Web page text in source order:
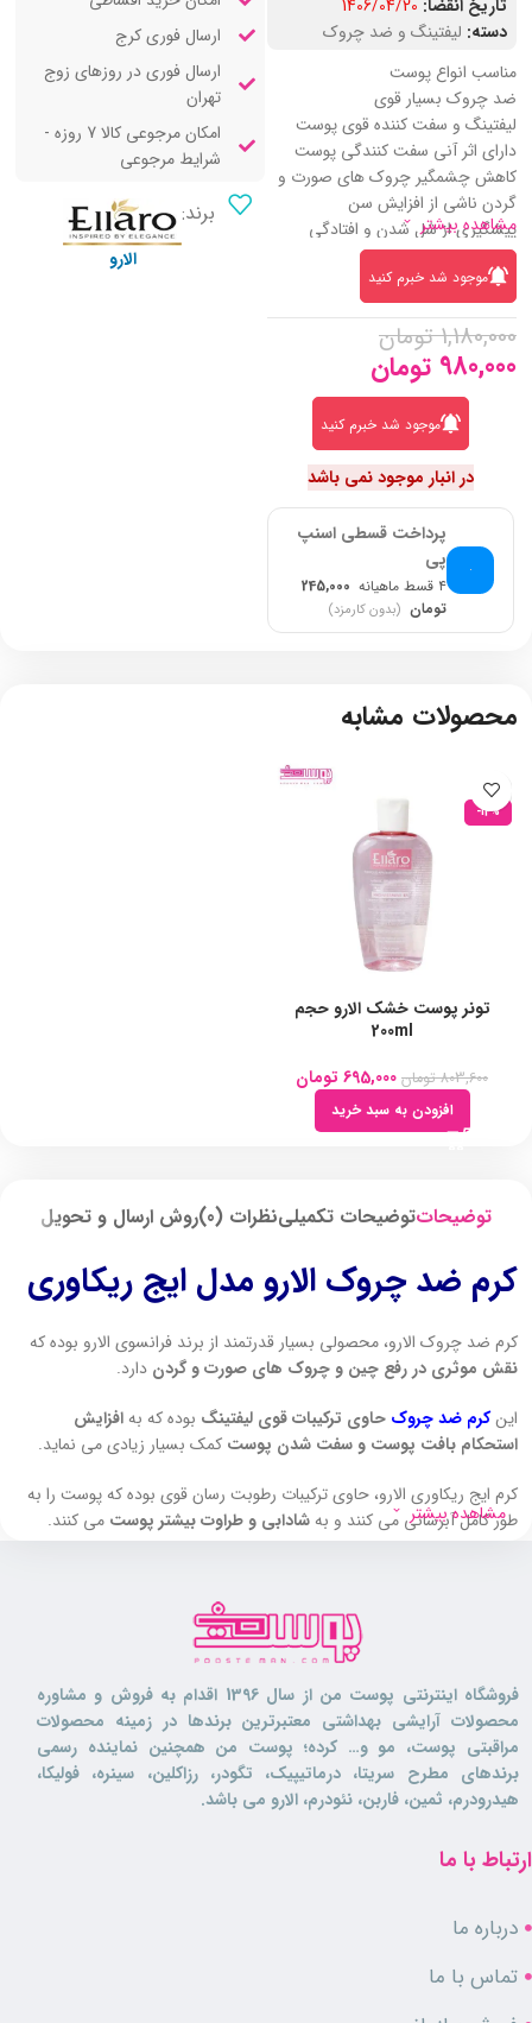
تاریخ انقضا: 1406/04/20
دسته: لیفتینگ و ضد چروک
مناسب انواع پوست
ضد چروک بسیار قوی
لیفتینگ و سفت کننده قوی پوست
دارای اثر آنی سفت کنندگی پوست
کاهش چشمگیر چروک های صورت و
گردن ناشی از افزایش سن
پیشگیری از شل شدن و افتادگی
پوست
حفظ رطوبت طبیعی پوست
استحکام بخش و تقویت کننده پوست
آبرسان و نرم کننده
فاقد پارابن و ترکیبات آسیب رسان
مشاهده بیشتر
موجود شد خبرم کنید
1,180,000 تومان
980,000 تومان
موجود شد خبرم کنید
در انبار موجود نمی باشد
پرداخت قسطی اسنپ
پی
۴ قسط ماهیانه
245,000
تومان (بدون کارمزد)
ارسال فوری کرج
ارسال فوری در روزهای زوج
تهران
امکان مرجوعی کالا 7 روزه -
شرایط مرجوعی
برند:
الارو
محصولات مشابه
-14%
تونر پوست خشک الارو حجم
200ml
803,600 تومان 695,000 تومان
افزودن به سبد خرید
توضیحاتتوضیحات تکمیلینظرات (0) روش ارسال و تحویل
کرم ضد چروک الارو مدل ایج ریکاوری
کرم ضد چروک الارو، محصولی بسیار قدرتمند از برند فرانسوی الارو بوده که
نقش موثری در رفع چین و چروک های صورت و گردن دارد.
اینکرم ضد چروک حاوی ترکیبات قوی لیفتینگ بوده که بهافزایش
استحکام بافت پوست و سفت شدن پوست کمک بسیار زیادی می نماید.
کرم ایج ریکاوری الارو، حاوی ترکیبات رطوبت رسان قوی بوده که پوست را به
طور کامل آبرسانی می کنند و بهشادابی و طراوت بیشتر پوست می کنند.
اثر سفت کنندگی آنیبوده که به رفع چین و چروک های
رفع خطوطی مانند خط اخم، خط خنده و …
زیادی می نماید.
این محصولفاقد پارابن و ترکیبات آسیب رسان بوده و برای انواع پوست
قابل استفاده می باشد.
تحریک به تولید کلاژن و الاسیتن بیشتر
خطوط و چین و چروک صورت و گردن می گردند.
ویژگی ها
مشاهده بیشتر
فروشگاه اینترنتی پوست من از سال 1396 اقدام به فروش و مشاوره
محصولات آرایشی بهداشتی معتبرترین برندها در زمینه محصولات
مراقبتی پوست، مو و… کرده؛ پوست من همچنین نماینده رسمی
برندهای مطرح سریتا، درماتیپیک، تگودر، رزاکلین، سینره، فولیکا،
هیدرودرم، ثمین، فاربن، نئودرم، الارو می باشد.
ارتباط با ما
درباره ما
تماس با ما